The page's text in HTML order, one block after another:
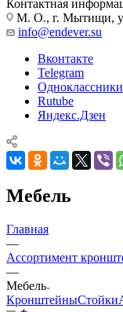
Контактная
М. О., г. Мытищи,
info@endever.su
Вконтакте
Telegram
Одноклассники
Rutube
Яндекс.Дзен
Мебель
Главная
—
Ассортимент
—
Мебель
КронштейныСтойки